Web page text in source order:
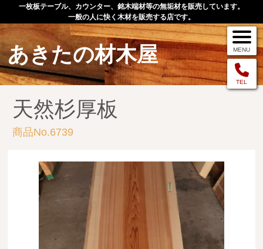
一枚板テーブル、カウンター、銘木端材等の無垢材を販売しています。
一般の人に快く木材を販売する店です。
あきたの材木屋
TEL
MENU
メニュー
TOP
作品例
手作りオーダー家具
店舗案内
お問い合わせ
お客様の声
天然杉厚板
商品No.6739